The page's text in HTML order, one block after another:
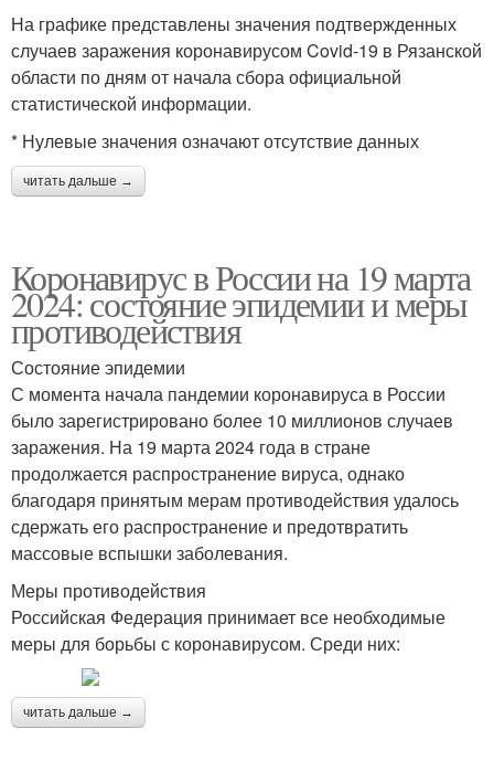
На графике представлены значения подтвержденных
случаев заражения коронавирусом Covid-19 в Рязанской
области по дням от начала сбора официальной
статистической информации.
* Нулевые значения означают отсутствие данных
читать дальше →
Коронавирус в России на 19 марта
2024: состояние эпидемии и меры
противодействия
Состояние эпидемии
С момента начала пандемии коронавируса в России
было зарегистрировано более 10 миллионов случаев
заражения. На 19 марта 2024 года в стране
продолжается распространение вируса, однако
благодаря принятым мерам противодействия удалось
сдержать его распространение и предотвратить
массовые вспышки заболевания.
Меры противодействия
Российская Федерация принимает все необходимые
меры для борьбы с коронавирусом. Среди них:
читать дальше →